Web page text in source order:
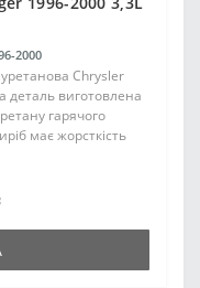
2000
Chrysler
деталь виготовлена
гарячого
має жорсткість